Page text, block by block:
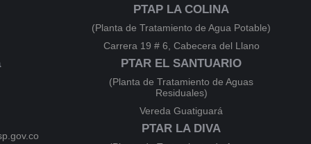
PTAP LA COLINA
(Planta de Tratamiento de Agua Potable)
Carrera 19 # 6, Cabecera del Llano
PTAR EL SANTUARIO
(Planta de Tratamiento de Aguas
Residuales)
Vereda Guatiguará
PTAR LA DIVA